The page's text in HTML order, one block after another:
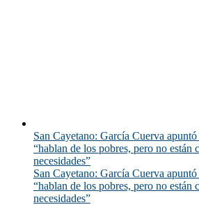
San Cayetano: García Cuerva
“hablan de los pobres, pero no están
necesidades”
San Cayetano: García Cuerva
“hablan de los pobres, pero no están
necesidades”